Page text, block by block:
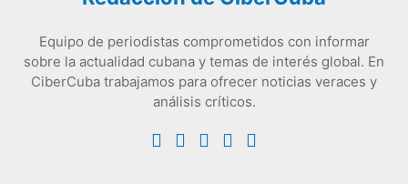
Equipo de periodistas comprometidos con informar
sobre la actualidad cubana y temas de interés global. En
CiberCuba trabajamos para ofrecer noticias veraces y
análisis críticos.